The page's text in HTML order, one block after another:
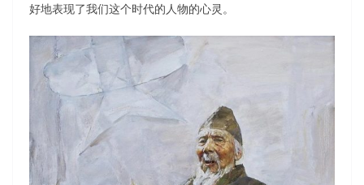
好地表现了我们这个时代的人物的心灵。